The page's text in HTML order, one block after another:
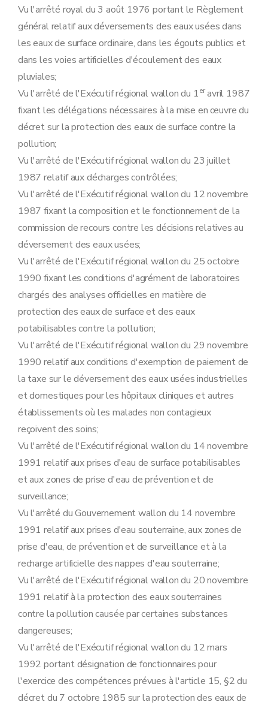
Art. 38
Art. 39
Art. 41
Sous-section 3 Modalités de la concertation administrative relative aux demandes de permis unique
Art. 44
Art. 45
Sous-section 3/1
(Contenu minimum des avis requis lors de
Sous-section 4
Art. 46
Sous-section 5
Modalités d'instruction des recours dirigés contre les décisions relatives aux demandes de permis unique
Art. 47
Art. 48
Art. 49
Art. 50
Art. 51
Art. 52
Art. 53
Art. 54
Art. 55
Sous-section 6
Tenue des registres
Art. 56
Art. 57
Section 3
(Dispositions complémentaires relatives aux
Sous-section première
Art. 59
Art. 60
Documents à joindre à la demande de permis d'environnement et de permis unique
Art. 61
Sous-section 3 Instruction et délivrance du permis d'environnement et du permis unique
Art. 63
Art. 64
Sous-section 4
Surveillance et mesures administratives
Art. 65
Art. 66
Section 4
Sous-section première
Art. 67
Art. 68
Art. 69
Art. 70
Art. 71
Sous-section 2 Modalités du recours prévu à l'article 41 du décret contre les conditions complémentaires éventuelles
Art. 72
Art. 71/3
Art. 73
Art. 74
Art. 75
Sous-section 3
Art. 76
Art. 77
Section 5
Sûreté visée à l'article 55 du décret
Sous-section première Cas où la sûreté est toujours exigée
Art. 78
Vu l'arrêté royal du 3 août 1976 portant le Règlement
général relatif aux déversements des eaux usées dans
les eaux de surface ordinaire, dans les égouts publics et
dans les voies artificielles d'écoulement des eaux
pluviales;
Vu l'arrêté de l'Exécutif régional wallon du 1eravril 1987
fixant les délégations nécessaires à la mise en œuvre du
décret sur la protection des eaux de surface contre la
pollution;
Vu l'arrêté de l'Exécutif régional wallon du 23 juillet
1987 relatif aux décharges contrôlées;
Vu l'arrêté de l'Exécutif régional wallon du 12 novembre
1987 fixant la composition et le fonctionnement de la
commission de recours contre les décisions relatives au
déversement des eaux usées;
Vu l'arrêté de l'Exécutif régional wallon du 25 octobre
1990 fixant les conditions d'agrément de laboratoires
chargés des analyses officielles en matière de
protection des eaux de surface et des eaux
potabilisables contre la pollution;
Vu l'arrêté de l'Exécutif régional wallon du 29 novembre
1990 relatif aux conditions d'exemption de paiement de
la taxe sur le déversement des eaux usées industrielles
et domestiques pour les hôpitaux cliniques et autres
établissements où les malades non contagieux
reçoivent des soins;
Vu l'arrêté de l'Exécutif régional wallon du 14 novembre
1991 relatif aux prises d'eau de surface potabilisables
et aux zones de prise d'eau de prévention et de
surveillance;
Vu l'arrêté du Gouvernement wallon du 14 novembre
1991 relatif aux prises d'eau souterraine, aux zones de
prise d'eau, de prévention et de surveillance et à la
recharge artificielle des nappes d'eau souterraine;
Vu l'arrêté de l'Exécutif régional wallon du 20 novembre
1991 relatif à la protection des eaux souterraines
contre la pollution causée par certaines substances
dangereuses;
Vu l'arrêté de l'Exécutif régional wallon du 12 mars
1992 portant désignation de fonctionnaires pour
l'exercice des compétences prévues à l'article 15, §2 du
décret du 7 octobre 1985 sur la protection des eaux de